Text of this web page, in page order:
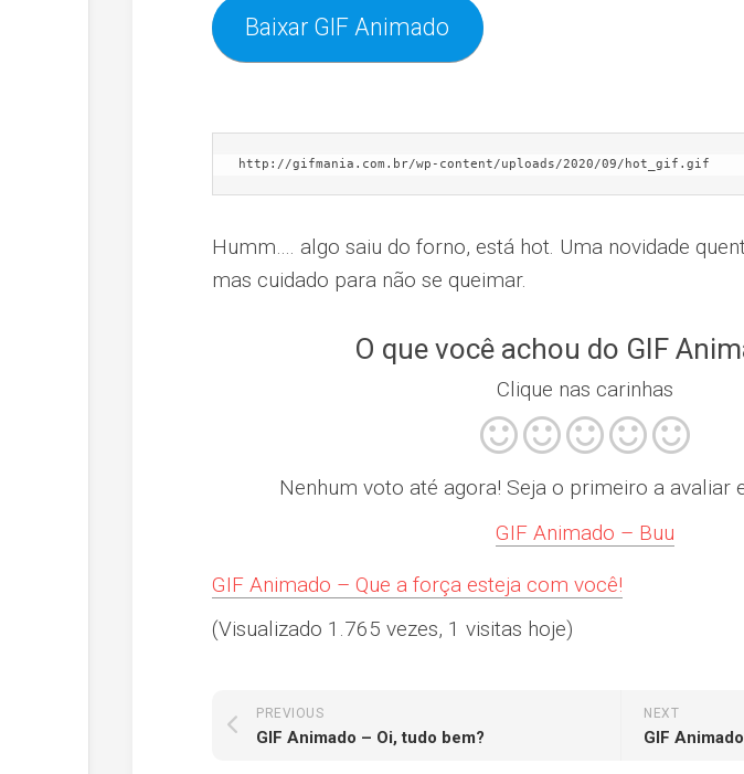
Baixar GIF Animado
http://gifmania.com.br/wp-content/uploads/2020/09/hot_gif.gif
Humm…. algo saiu do forno, está hot. Uma novidade
mas cuidado para não se queimar.
O que você achou do GIF
Clique nas carinhas
Nenhum voto até agora! Seja o primeiro a avaliar
GIF Animado – Buu
GIF Animado – Que a força esteja com você!
(Visualizado 1.765 vezes, 1 visitas hoje)
NEXT
GIF
PREVIOUS
GIF Animado – Oi, tudo bem?